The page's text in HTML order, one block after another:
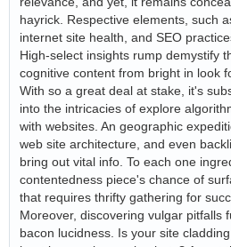
hayrick. Respective elements, such
internet site health, and SEO
High-select insights rump demystify
cognitive content from bright in look
With so a great deal at stake, it's
into the intricacies of explore
with websites. An geographic
web site architecture, and even
bring out vital info. To each one
contentedness piece's chance of
that requires thrifty gathering for
Moreover, discovering vulgar pitfalls
bacon lucidness. Is your site